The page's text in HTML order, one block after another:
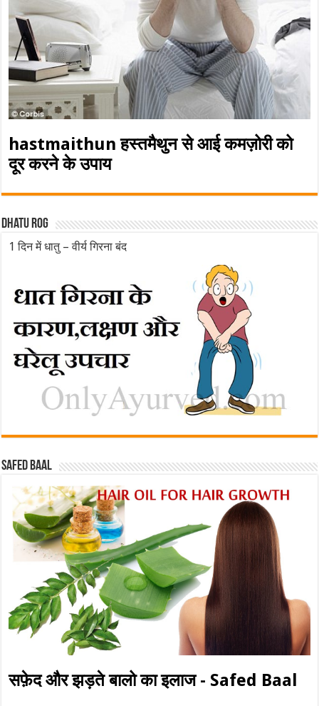
hastmaithun हस्तमैथुन से आई कमज़ोरी को
दूर करने के उपाय
Dhatu rog
1 दिन में धातु – वीर्य गिरना बंद
Safed baal
सफ़ेद और झड़ते बालो का इलाज - Safed Baal